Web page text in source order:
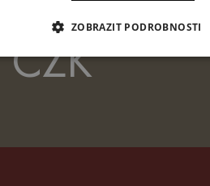
ZOBRAZIT PODROBNOSTI